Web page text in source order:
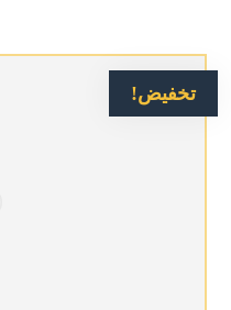
تخفيض!